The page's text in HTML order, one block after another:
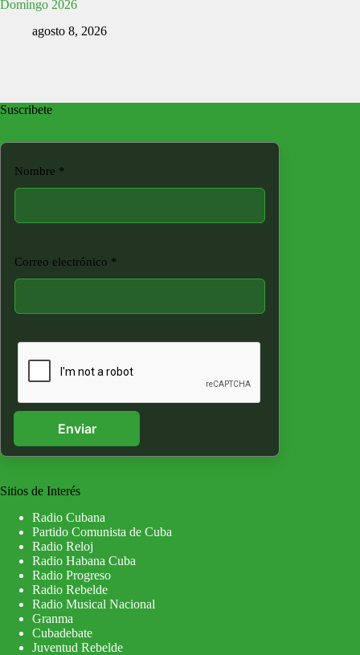
Domingo 2026
agosto 8, 2026
Suscribete
Nombre *
Correo electrónico *
Enviar
Sitios de Interés
Radio Cubana
Partido Comunista de Cuba
Radio Reloj
Radio Habana Cuba
Radio Progreso
Radio Rebelde
Radio Musical Nacional
Granma
Cubadebate
Juventud Rebelde